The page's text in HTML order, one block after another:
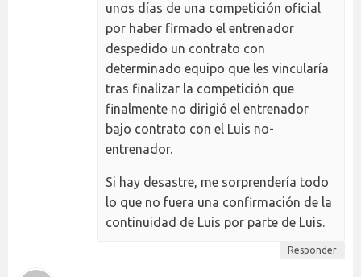
unos días de una competición oficial
por haber firmado el entrenador
despedido un contrato con
determinado equipo que les vincularía
tras finalizar la competición que
finalmente no dirigió el entrenador
bajo contrato con el Luis no-
entrenador.
Si hay desastre, me sorprendería todo
lo que no fuera una confirmación de la
continuidad de Luis por parte de Luis.
Responder